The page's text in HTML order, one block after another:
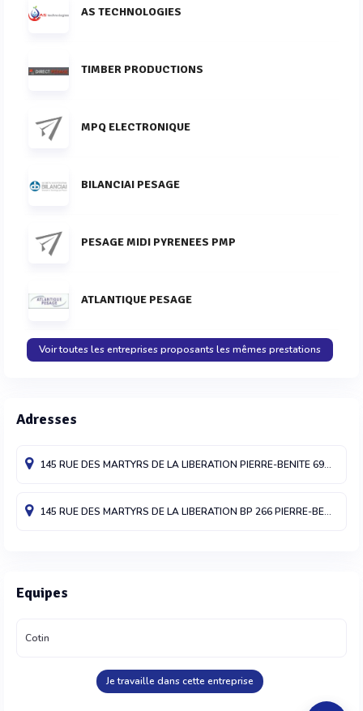
AS TECHNOLOGIES
TIMBER PRODUCTIONS
MPQ ELECTRONIQUE
BILANCIAI PESAGE
PESAGE MIDI PYRENEES PMP
ATLANTIQUE PESAGE
Voir toutes les entreprises proposants les mêmes prestations
Adresses
145 RUE DES MARTYRS DE LA LIBERATION PIERRE-BENITE69310
145 RUE DES MARTYRS DE LA LIBERATION BP 266PIERRE-BENITE
Equipes
Cotin
Je travaille dans cette entreprise